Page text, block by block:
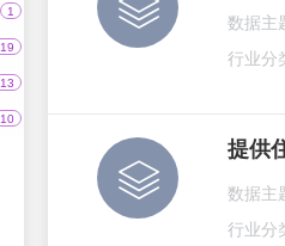
1
19
13
10
数据主
行业分
提供
数据主
行业分